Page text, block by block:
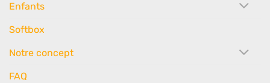
Enfants
Softbox
Notre concept
FAQ